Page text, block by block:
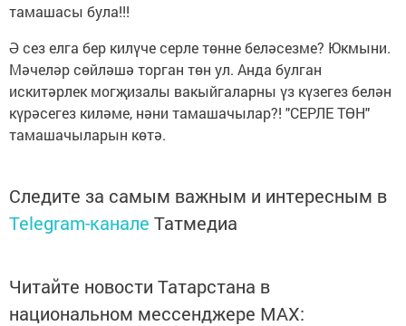
тамашасы була!!!
Ә сез елга бер килүче серле төнне беләсезме? Юкмыни.
Мәчеләр сөйләшә торган төн ул. Анда булган
искитәрлек могҗизалы вакыйгаларны үз күзегез белән
күрәсегез киләме, нәни тамашачылар?! "СЕРЛЕ ТӨН"
тамашачыларын көтә.
Следите за самым важным и интересным в
Telegram-канале Татмедиа
Читайте новости Татарстана в
национальном мессенджере MАХ: